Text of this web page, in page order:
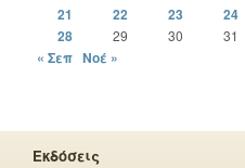
21 22 23 24
28
29 30 31
« Σεπ Νοέ »
Εκδόσεις